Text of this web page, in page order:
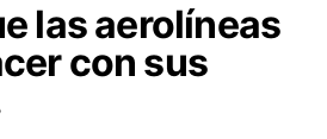
las aerolíneas
con sus